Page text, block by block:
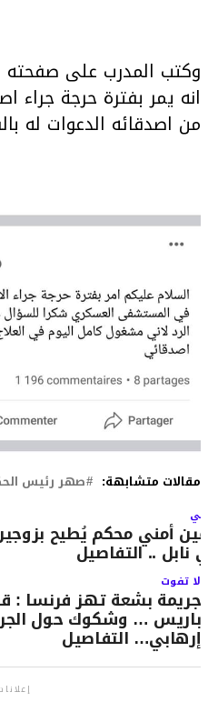
وكتب المدرب على صفحته
انه يمر بفترة حرجة جراء
من اصدقائه الدعوات له
مقالات متشابهة: صهر رئيس
أمني محكم يُطيح
نابل .. التفاصيل
لا تفوت
جريمة بشعة تهز فرنسا
باريس … وشكوك حول
إرهابي… التفاصيل